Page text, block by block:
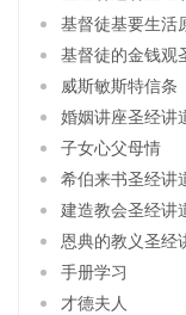
基督徒基要生活
基督徒的金钱观
威斯敏斯特信条
婚姻讲座圣经讲
子女心父母情
希伯来书圣经讲
建造教会圣经讲
恩典的教义圣经
手册学习
才德夫人